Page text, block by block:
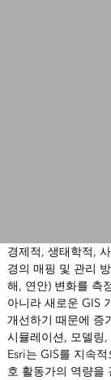
경제적, 생태학적,
경의 매핑 및 관리
해, 연안) 변화를 측
아니라 새로운 GIS
개선하기 때문에 증
시뮬레이션, 모델링
Esri는 GIS를 지속
호 활동가의 역량을